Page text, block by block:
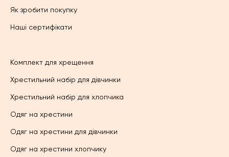
Як зробити покупку
Наші сертифікати
Комплект для хрещення
Хрестильний набір для дівчинки
Хрестильний набір для хлопчика
Одяг на хрестини
Одяг на хрестини для дівчинки
Одяг на хрестини хлопчику